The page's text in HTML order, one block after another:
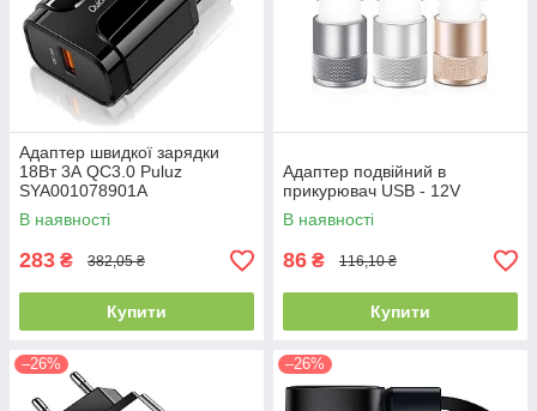
Адаптер швидкої зарядки
18Вт 3А QC3.0 Puluz
SYA001078901A
В наявності
283 ₴ 382,05 ₴
Купити
Адаптер подвійний в
прикурювач USB - 12V
В наявності
86 ₴ 116,10 ₴
Купити
–26% –26%